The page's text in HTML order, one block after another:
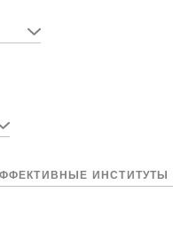
ИНСТИТУТЫ